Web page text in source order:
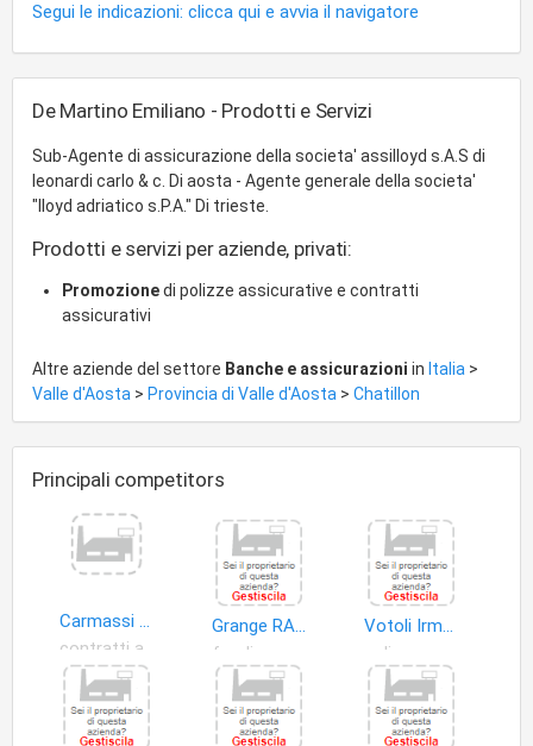
Segui le indicazioni: clicca qui e avvia il navigatore
De Martino Emiliano - Prodotti e Servizi
Sub-Agente di assicurazione della societa' assilloyd s.A.S di
leonardi carlo & c. Di aosta - Agente generale della societa'
"lloyd adriatico s.P.A." Di trieste.
Prodotti e servizi per aziende, privati:
Promozionedi polizze assicurative e contratti
assicurativi
Altre aziende del settore Banche e assicurazioni in Italia >
Valle d'Aosta > Provincia di Valle d'Aosta > Chatillon
Principali competitors
Carmassi Servizi Assicurativi
Grange RAG. Dominique
Votoli Irma Rita